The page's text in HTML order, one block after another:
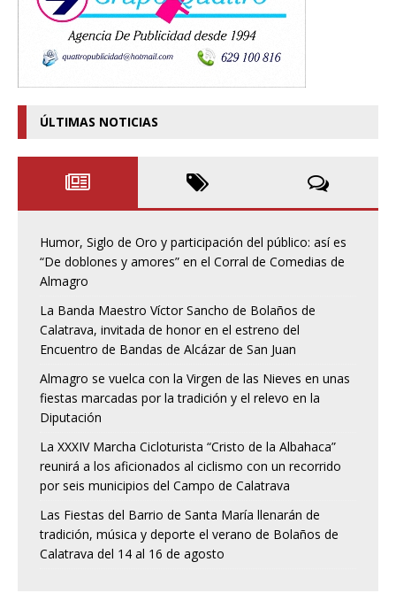
ÚLTIMAS NOTICIAS
Humor, Siglo de Oro y participación del público: así es
“De doblones y amores” en el Corral de Comedias de
Almagro
La Banda Maestro Víctor Sancho de Bolaños de
Calatrava, invitada de honor en el estreno del
Encuentro de Bandas de Alcázar de San Juan
Almagro se vuelca con la Virgen de las Nieves en unas
fiestas marcadas por la tradición y el relevo en la
Diputación
La XXXIV Marcha Cicloturista “Cristo de la Albahaca”
reunirá a los aficionados al ciclismo con un recorrido
por seis municipios del Campo de Calatrava
Las Fiestas del Barrio de Santa María llenarán de
tradición, música y deporte el verano de Bolaños de
Calatrava del 14 al 16 de agosto